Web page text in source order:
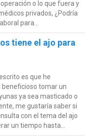
o lo que fuera y
privados, ¿Podría
para...
tiene el ajo para
es que he
beneficioso tomar un
ya sea masticado o
me gustaría saber si
con el tema del ajo
un tiempo hasta...